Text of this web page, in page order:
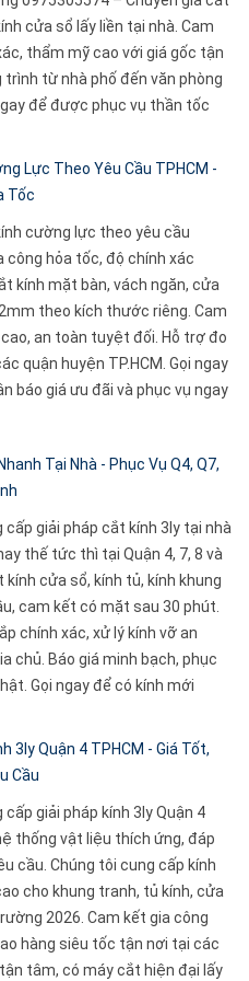
cửa sổ lấy liền tại nhà. Cam
thẩm mỹ cao với giá gốc tận
từ nhà phố đến văn phòng
để được phục vụ thần tốc
Lực Theo Yêu Cầu TPHCM -
Tốc
cường lực theo yêu cầu
công hỏa tốc, độ chính xác
kính mặt bàn, vách ngăn, cửa
theo kích thước riêng. Cam
an toàn tuyệt đối. Hỗ trợ đo
quận huyện TP.HCM. Gọi ngay
báo giá ưu đãi và phục vụ ngay
Tại Nhà - Phục Vụ Q4, Q7,
cấp giải pháp cắt kính 3ly tại nhà
thế tức thì tại Quận 4, 7, 8 và
cửa sổ, kính tủ, kính khung
cam kết có mặt sau 30 phút.
chính xác, xử lý kính vỡ an
chủ. Báo giá minh bạch, phục
Gọi ngay để có kính mới
3ly Quận 4 TPHCM - Giá Tốt,
Cầu
cấp giải pháp kính 3ly Quận 4
thống vật liệu thích ứng, đáp
cầu. Chúng tôi cung cấp kính
cho khung tranh, tủ kính, cửa
2026. Cam kết gia công
hàng siêu tốc tận nơi tại các
tâm, có máy cắt hiện đại lấy